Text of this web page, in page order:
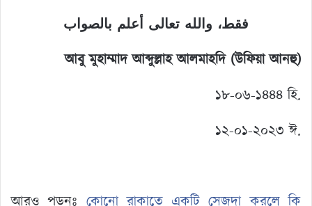
فقط، والله تعالى أعلم بالصواب
আবু মুহাম্মাদ আব্দুল্লাহ আলমাহদি (উফিয়া আনহু)
১৮-০৬-১৪৪৪ হি.
১২-০১-২০২৩ ঈ.
আরও পড়ুনঃ কোনো রাকাতে একটি সেজদা করলে কি